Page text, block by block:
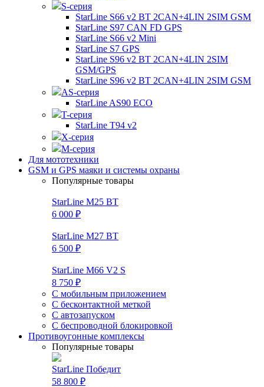
S-серия
StarLine S66 v2 BT 2CAN+4LIN 2SIM GSM
StarLine S97 CAN FD GPS
StarLine S66 v2 Mini
StarLine S7 GPS
StarLine S96 v2 BT 2CAN+4LIN 2SIM
GSM/GPS
StarLine S96 v2 BT 2CAN+4LIN 2SIM GSM
AS-серия
StarLine AS90 ECO
T-серия
StarLine T94 v2
X-серия
M-серия
Для мототехники
GSM и GPS маяки и системы охраны
Популярные товары
StarLine M25 BT
6 000 ₽
StarLine M27 BT
6 500 ₽
StarLine M66 V2 S
8 750 ₽
С мобильным приложением
С бесконтактной меткой
С автозапуском
С беспроводной блокировкой
Противоугонные комплексы
Популярные товары
StarLine Победит
58 800 ₽